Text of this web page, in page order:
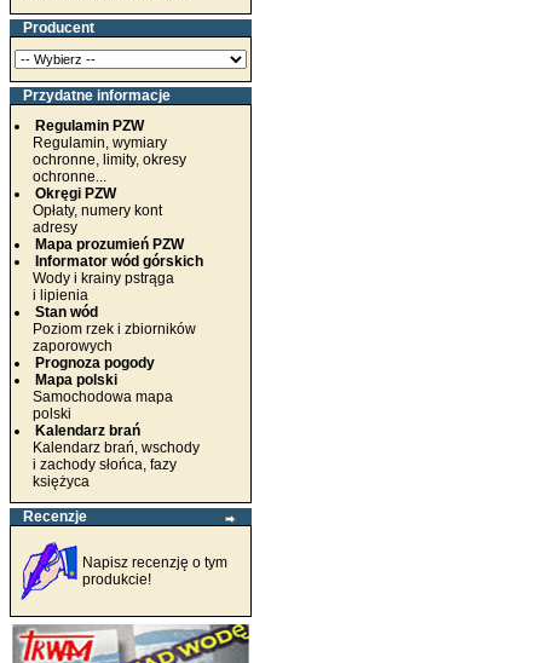
Producent
Przydatne informacje
Regulamin PZW
Regulamin, wymiary
ochronne, limity, okresy
ochronne...
Okręgi PZW
Opłaty, numery kont
adresy
Mapa prozumień PZW
Informator wód górskich
Wody i krainy pstrąga
i lipienia
Stan wód
Poziom rzek i zbiorników
zaporowych
Prognoza pogody
Mapa polski
Samochodowa mapa
polski
Kalendarz brań
Kalendarz brań, wschody
i zachody słońca, fazy
księżyca
Recenzje
Napisz recenzję o tym
produkcie!